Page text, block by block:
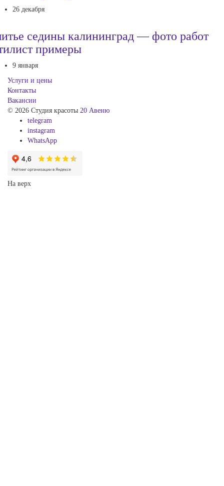
26 декабря
седины калининград — фото работ
примеры
9 января
Услуги и цены
Контакты
Вакансии
© 2026 Студия красоты 20 Авеню
telegram
instagram
WhatsApp
На верх